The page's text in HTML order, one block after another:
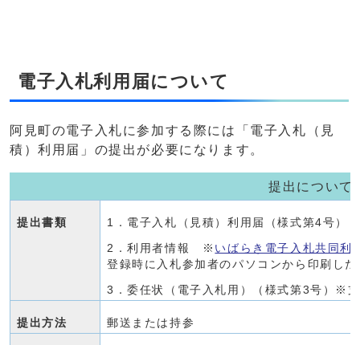
電子入札利用届について
阿見町の電子入札に参加する際には「電子入札（見
積）利用届」の提出が必要になります。
提出について
提出書類 1．電子入札（見積）利用届（様式第4号）
2．利用者情報 ※ いばらき電子入札共同利
登録時に入札参加者のパソコンから印刷し
3．委任状（電子入札用）（様式第3号）※
提出方法 郵送または持参